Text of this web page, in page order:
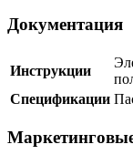
Документация
Инструкции
Спецификации